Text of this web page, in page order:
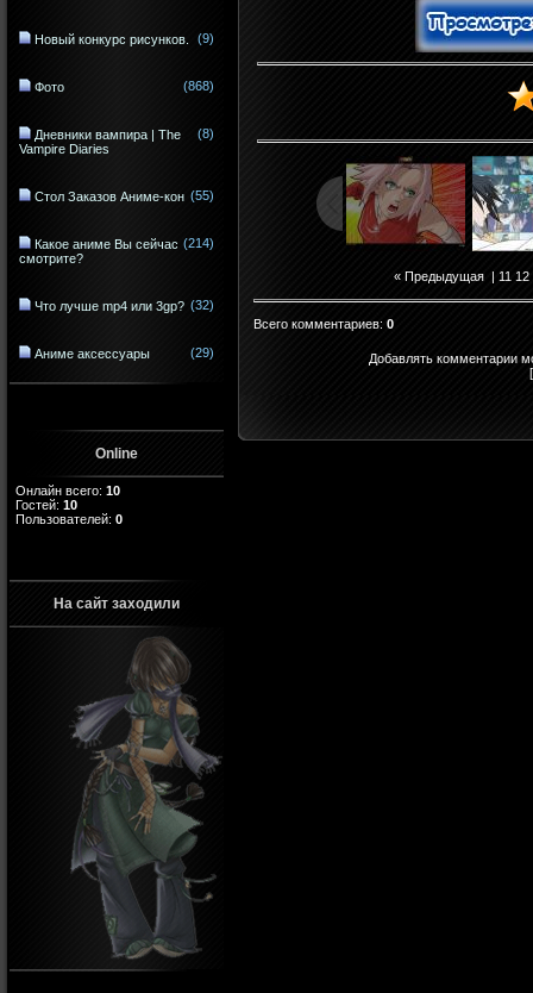
Новый конкурс рисунков. (9)
Фото (868)
Дневники вампира | The
Vampire Diaries
(8)
Стол Заказов Аниме-кон (55)
Какое аниме Вы сейчас
смотрите?
(214)
Что лучше mp4 или 3gp? (32)
Аниме аксессуары (29)
Online
Онлайн всего: 10
Гостей: 10
Пользователей: 0
На сайт заходили
« Предыдущая | 11 12
Всего комментариев: 0
Добавлять комментарии